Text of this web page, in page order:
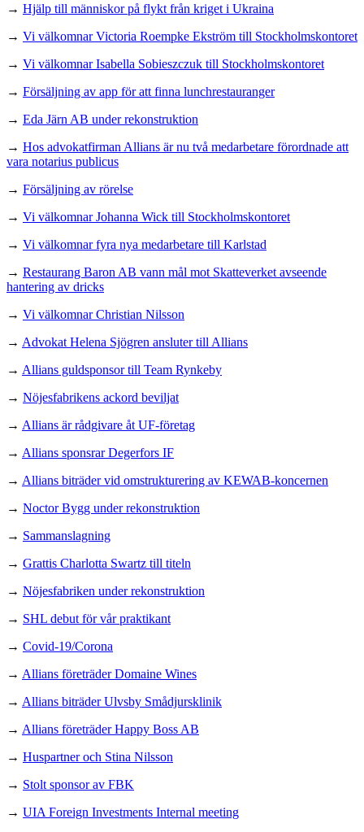
→ Hjälp till människor på flykt från kriget i Ukraina
→ Vi välkomnar Victoria Roempke Ekström till Stockholmskontoret
→ Vi välkomnar Isabella Sobieszczuk till Stockholmskontoret
→ Försäljning av app för att finna lunchrestauranger
→ Eda Järn AB under rekonstruktion
→ Hos advokatfirman Allians är nu två medarbetare förordnade att
vara notarius publicus
→ Försäljning av rörelse
→ Vi välkomnar Johanna Wick till Stockholmskontoret
→ Vi välkomnar fyra nya medarbetare till Karlstad
→ Restaurang Baron AB vann mål mot Skatteverket avseende
hantering av dricks
→ Vi välkomnar Christian Nilsson
→ Advokat Helena Sjögren ansluter till Allians
→ Allians guldsponsor till Team Rynkeby
→ Nöjesfabrikens ackord beviljat
→ Allians är rådgivare åt UF-företag
→ Allians sponsrar Degerfors IF
→ Allians biträder vid omstrukturering av KEWAB-koncernen
→ Noctor Bygg under rekonstruktion
→ Sammanslagning
→ Grattis Charlotta Swartz till titeln
→ Nöjesfabriken under rekonstruktion
→ SHL debut för vår praktikant
→ Covid-19/Corona
→ Allians företräder Domaine Wines
→ Allians biträder Ulvsby Smådjursklinik
→ Allians företräder Happy Boss AB
→ Huspartner och Stina Nilsson
→ Stolt sponsor av FBK
→ UIA Foreign Investments Internal meeting